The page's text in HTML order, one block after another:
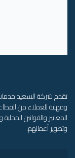
تقدم شركة السعيد خدمات
ومهنية للعملاء من
المعايير والقوانين
وتطوير أعمالهم.